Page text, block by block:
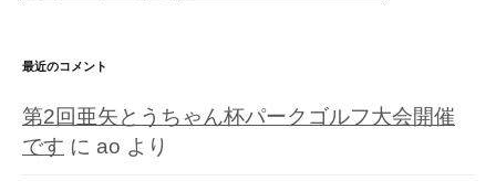
ゴ
ー
最近のコメント
第2回亜矢とうちゃん杯パークゴルフ大会開催
です に ao より